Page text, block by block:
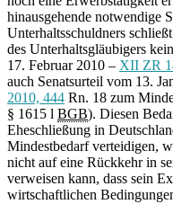
hinausgehende notwendige
Unterhaltsschuldners
des Unterhaltsgläubigers
17. Februar 2010 – XII ZR
auch Senatsurteil vom 13.
2010, 444 Rn. 18 zum
§ 1615 l BGB). Diesen
Eheschließung in
Mindestbedarf verteidigen,
nicht auf eine Rückkehr in
verweisen kann, dass sein
wirtschaftlichen